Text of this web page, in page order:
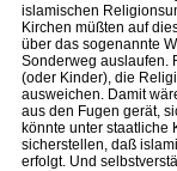
islamischen
Kirchen müßten auf
über das sogenannte
Sonderweg auslaufen.
(oder Kinder), die
ausweichen. Damit
aus den Fugen gerät,
könnte unter staatliche
sicherstellen, daß
erfolgt. Und